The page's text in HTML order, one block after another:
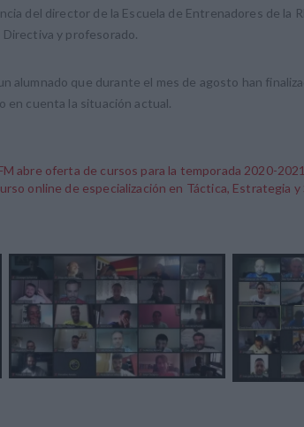
del director de la Escuela de Entrenadores de la
Directiva y profesorado.
alumnado que durante el mes de agosto han
en cuenta la situación actual.
abre oferta de cursos para la temporada 2020-2021
online de especialización en Táctica, Estrategia y